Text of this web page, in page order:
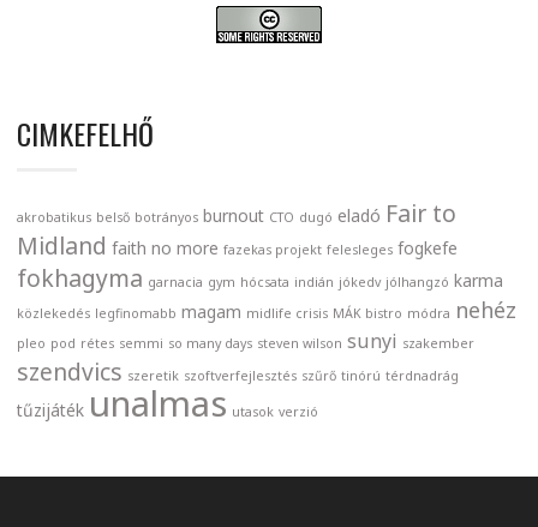
CIMKEFELHŐ
akrobatikus belső botrányos burnout CTO dugó eladó Fair to
Midland faith no more fazekas projekt felesleges fogkefe
fokhagyma garnacia gym hócsata indián jókedv jólhangzó karma
közlekedés legfinomabb magam midlife crisis MÁK bistro módra nehéz
pleo pod rétes semmi so many days steven wilson sunyi szakember
szendvics szeretik szoftverfejlesztés szűrő tinórú térdnadrág
tűzijáték unalmas utasok verzió